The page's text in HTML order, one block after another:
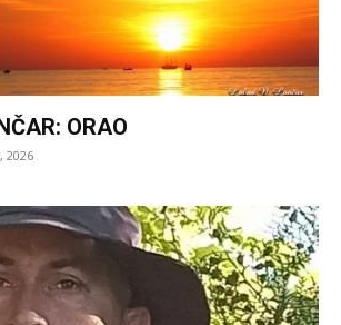
ORAO
2026